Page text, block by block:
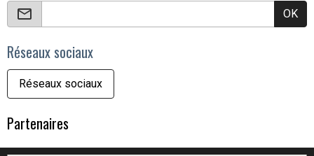
OK
Réseaux sociaux
Réseaux sociaux
Partenaires